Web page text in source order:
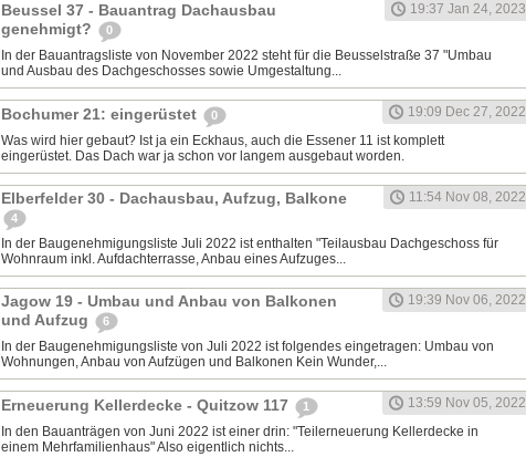
Beussel 37 - Bauantrag Dachausbau
genehmigt?
0
19:37 Jan 24, 2023
In der Bauantragsliste von November 2022 steht für die Beusselstraße 37 "Umbau
und Ausbau des Dachgeschosses sowie Umgestaltung...
Bochumer 21: eingerüstet 0
19:09 Dec 27, 2022
Was wird hier gebaut? Ist ja ein Eckhaus, auch die Essener 11 ist komplett
eingerüstet. Das Dach war ja schon vor langem ausgebaut worden.
Elberfelder 30 - Dachausbau, Aufzug, Balkone
4
11:54 Nov 08, 2022
In der Baugenehmigungsliste Juli 2022 ist enthalten "Teilausbau Dachgeschoss für
Wohnraum inkl. Aufdachterrasse, Anbau eines Aufzuges...
Jagow 19 - Umbau und Anbau von Balkonen
und Aufzug
6
19:39 Nov 06, 2022
In der Baugenehmigungsliste von Juli 2022 ist folgendes eingetragen: Umbau von
Wohnungen, Anbau von Aufzügen und Balkonen Kein Wunder,...
Erneuerung Kellerdecke - Quitzow 117 1
13:59 Nov 05, 2022
In den Bauanträgen von Juni 2022 ist einer drin: "Teilerneuerung Kellerdecke in
einem Mehrfamilienhaus" Also eigentlich nichts...